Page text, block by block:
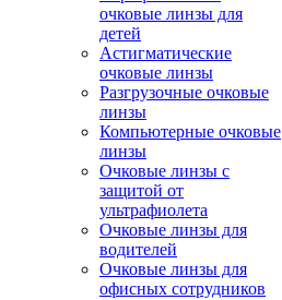
очковые линзы для
детей
Астигматические
очковые линзы
Разгрузочные очковые
линзы
Компьютерные очковые
линзы
Очковые линзы с
защитой от
ультрафиолета
Очковые линзы для
водителей
Очковые линзы для
офисных сотрудников